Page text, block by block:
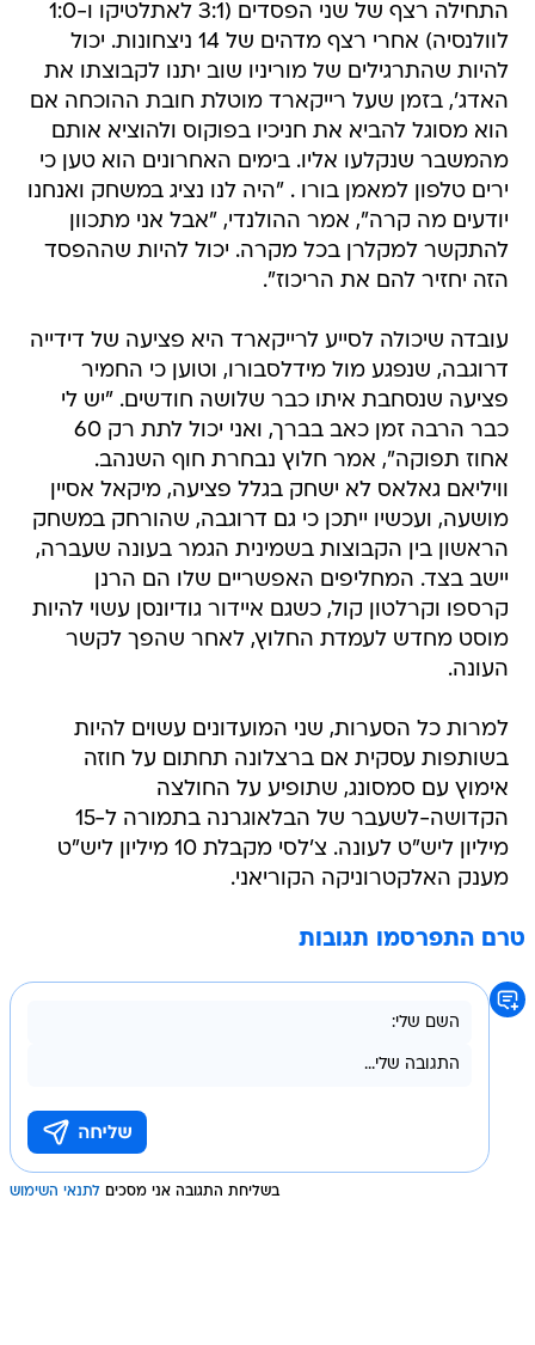
התחילה רצף של שני הפסדים (3:1 לאתלטיקו ו-1:0
לוולנסיה) אחרי רצף מדהים של 14 ניצחונות. יכול
להיות שהתרגילים של מוריניו שוב יתנו לקבוצתו את
האדג', בזמן שעל רייקארד מוטלת חובת ההוכחה אם
הוא מסוגל להביא את חניכיו בפוקוס ולהוציא אותם
מהמשבר שנקלעו אליו. בימים האחרונים הוא טען כי
ירים טלפון למאמן בורו . "היה לנו נציג במשחק ואנחנו
יודעים מה קרה", אמר ההולנדי, "אבל אני מתכוון
להתקשר למקלרן בכל מקרה. יכול להיות שההפסד
הזה יחזיר להם את הריכוז".
עובדה שיכולה לסייע לרייקארד היא פציעה של דידייה
דרוגבה, שנפגע מול מידלסבורו, וטוען כי החמיר
פציעה שנסחבת איתו כבר שלושה חודשים. "יש לי
כבר הרבה זמן כאב בברך, ואני יכול לתת רק 60
אחוז תפוקה", אמר חלוץ נבחרת חוף השנהב.
וויליאם גאלאס לא ישחק בגלל פציעה, מיקאל אסיין
מושעה, ועכשיו ייתכן כי גם דרוגבה, שהורחק במשחק
הראשון בין הקבוצות בשמינית הגמר בעונה שעברה,
יישב בצד. המחליפים האפשריים שלו הם הרנן
קרספו וקרלטון קול, כשגם איידור גודיונסן עשוי להיות
מוסט מחדש לעמדת החלוץ, לאחר שהפך לקשר
העונה.
למרות כל הסערות, שני המועדונים עשוים להיות
בשותפות עסקית אם ברצלונה תחתום על חוזה
אימוץ עם סמסונג, שתופיע על החולצה
הקדושה-לשעבר של הבלאוגרנה בתמורה ל-15
מיליון ליש"ט לעונה. צ'לסי מקבלת 10 מיליון ליש"ט
מענק האלקטרוניקה הקוריאני.
טרם התפרסמו תגובות
בשליחת התגובה אני מסכים לתנאי השימוש